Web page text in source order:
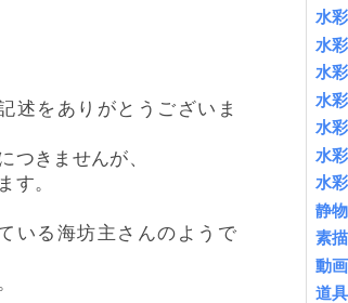
述をありがとうございま
つきませんが、
す。
いる海坊主さんのようで
水
水
水
水
水
水
水
静物
素描
動画
道